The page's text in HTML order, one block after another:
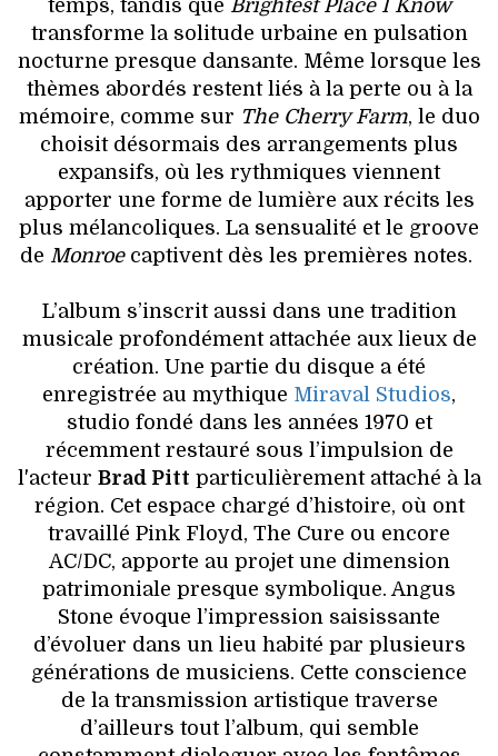
temps, tandis que Brightest Place I Know
transforme la solitude urbaine en pulsation
nocturne presque dansante. Même lorsque les
thèmes abordés restent liés à la perte ou à la
mémoire, comme sur The Cherry Farm, le duo
choisit désormais des arrangements plus
expansifs, où les rythmiques viennent
apporter une forme de lumière aux récits les
plus mélancoliques. La sensualité et le groove
de Monroecaptivent dès les premières notes.
L’album s’inscrit aussi dans une tradition
musicale profondément attachée aux lieux de
création. Une partie du disque a été
enregistrée au mythique Miraval Studios,
studio fondé dans les années 1970 et
récemment restauré sous l’impulsion de
l'acteur Brad Pitt particulièrement attaché à la
région. Cet espace chargé d’histoire, où ont
travaillé Pink Floyd, The Cure ou encore
AC/DC, apporte au projet une dimension
patrimoniale presque symbolique. Angus
Stone évoque l’impression saisissante
d’évoluer dans un lieu habité par plusieurs
générations de musiciens. Cette conscience
de la transmission artistique traverse
d’ailleurs tout l’album, qui semble